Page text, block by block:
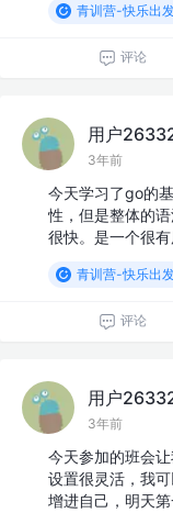
青训营-快乐出
评论
用户
3年前
今天学习了go的
性，但是整体的
很快。是一个很
青训营-快乐出
评论
用户
3年前
今天参加的班会
设置很灵活，我
增进自己，明天